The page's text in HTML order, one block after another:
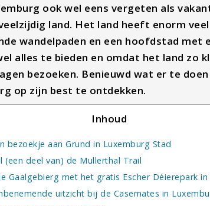
ook wel eens vergeten als
land. Het land heeft enorm
wandelpaden en een hoofdstad
alles te bieden en omdat het land zo
bezoeken. Benieuwd wat er te
op zijn best te ontdekken.
Inhoud
bezoekje aan Grund in Luxemburg Stad
(een deel van) de Mullerthal Trail
Gaalgebierg met het gratis Escher Déierepark in
uitzicht bij de Casemates in